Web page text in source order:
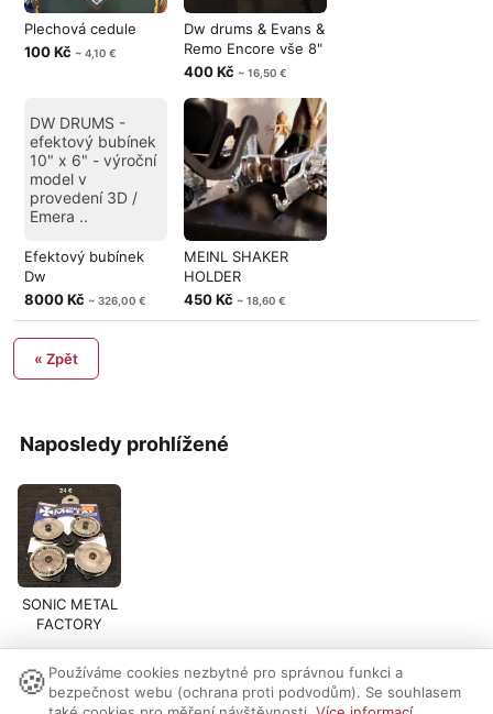
Naposledy prohlížené
SONIC METAL
FACTORY
Plechová cedule
100 Kč ~ 4,10 €
Dw drums & Evans &
Remo Encore vše 8"
400 Kč ~ 16,50 €
DW DRUMS -
efektový bubínek
10" x 6" - výroční
model v
provedení 3D /
Emera ..
Efektový bubínek
Dw
8000 Kč ~ 326,00 €
MEINL SHAKER
HOLDER
450 Kč ~ 18,60 €
« Zpět
Nastavení cookies | Vzhled:světlý tmavý | Kontakt
🍪 Používáme cookies nezbytné pro správnou funkci a
bezpečnost webu (ochrana proti podvodům). Se souhlasem